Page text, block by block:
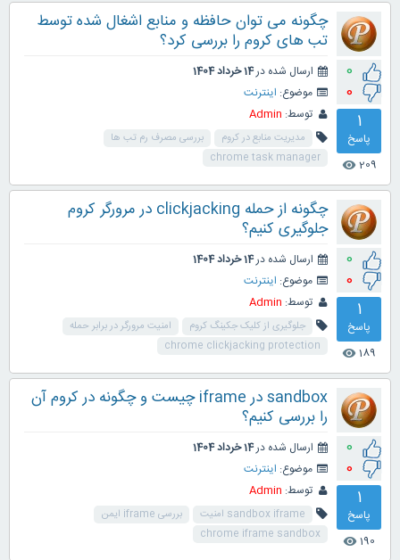
0
0
1
پاسخ
209
visibility
چگونه می توان حافظه و منابع اشغال شده توسط
تب های کروم را بررسی کرد؟
ارسال شده در14 خرداد 1404
موضوع: اینترنت
توسط: Admin
مدیریت منابع در کروم
بررسی مصرف رم تب ها
chrome task manager
0
0
1
پاسخ
189
visibility
چگونه از حمله clickjacking در مرورگر کروم
جلوگیری کنیم؟
ارسال شده در14 خرداد 1404
موضوع: اینترنت
توسط: Admin
جلوگیری از کلیک جکینگ کروم
امنیت مرورگر در برابر حمله
chrome clickjacking protection
0
0
1
پاسخ
190
visibility
sandbox در iframe چیست و چگونه در کروم آن
را بررسی کنیم؟
ارسال شده در14 خرداد 1404
موضوع: اینترنت
توسط: Admin
sandbox iframe امنیت
بررسی iframe ایمن
chrome iframe sandbox